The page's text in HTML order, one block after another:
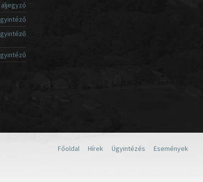
aljegyző
Főoldal Hírek Ügyintézés Események